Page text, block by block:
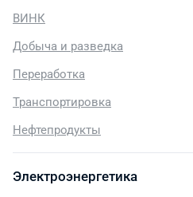
ВИНК
Добыча и разведка
Переработка
Транспортировка
Нефтепродукты
Электроэнергетика